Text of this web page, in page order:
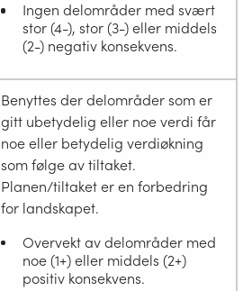
Ingen delområder med svært
stor (4-), stor (3-) eller middels
(2-) negativ konsekvens.
Benyttes der delområder som er
gitt ubetydelig eller noe verdi får
noe eller betydelig verdiøkning
som følge av tiltaket.
Planen/tiltaket er en forbedring
for landskapet.
Overvekt av delområder med
noe (1+) eller middels (2+)
positiv konsekvens.